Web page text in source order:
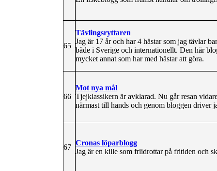
65
Tävlingsryttaren
Jag är 17 år och har 4 hästar som jag tävlar
både i Sverige och internationellt. Den här
mycket annat som har med hästar att göra.
66
Mot nya mål
Tjejklassikern är avklarad. Nu går resan
närmast till hands och genom bloggen driver
67
Cronas löparblogg
Jag är en kille som friidrottar på fritiden och